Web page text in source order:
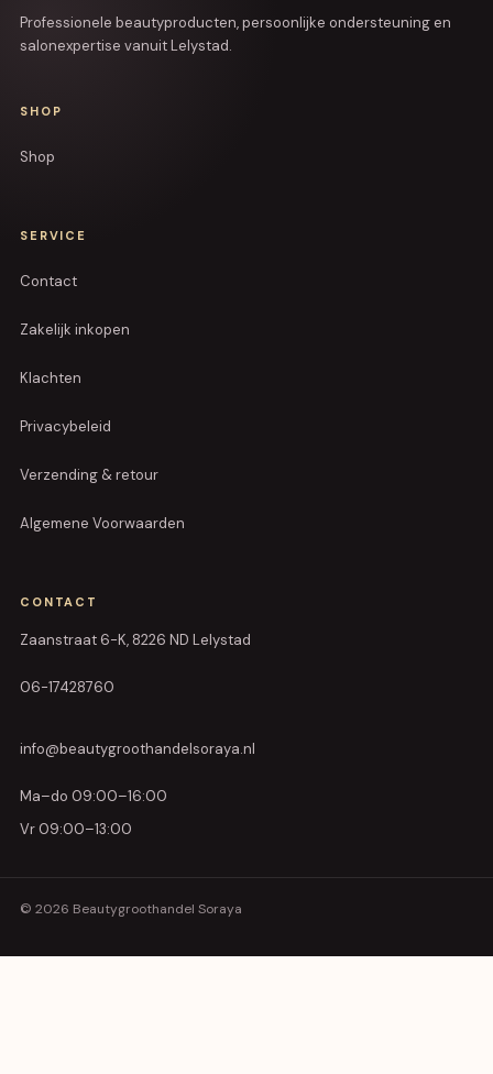
Professionele beautyproducten, persoonlijke ondersteuning en
salonexpertise vanuit Lelystad.
SHOP
Shop
SERVICE
Contact
Zakelijk inkopen
Klachten
Privacybeleid
Verzending & retour
Algemene Voorwaarden
CONTACT
Zaanstraat 6-K, 8226 ND Lelystad
06-17428760
info@beautygroothandelsoraya.nl
Ma–do 09:00–16:00
Vr 09:00–13:00
© 2026 Beautygroothandel Soraya